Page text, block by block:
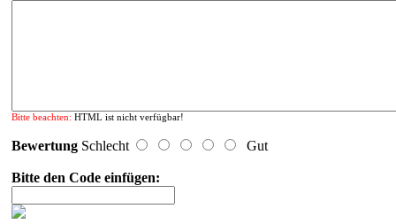
Bitte beachten: HTML ist nicht verfügbar!
Bewertung Schlecht Gut
Bitte den Code einfügen: